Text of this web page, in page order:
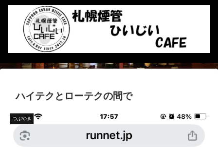
ハイテクとローテクの間で
つぶやき